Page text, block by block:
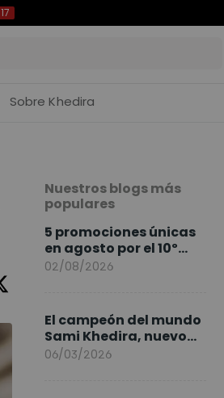
Sobre Khedira
Nuestros blogs más
populares
5 promociones únicas
en agosto por el 10º
Aniversario de
02/08/2026
El campeón del mundo
Sami Khedira, nuevo
embajador de
06/03/2026